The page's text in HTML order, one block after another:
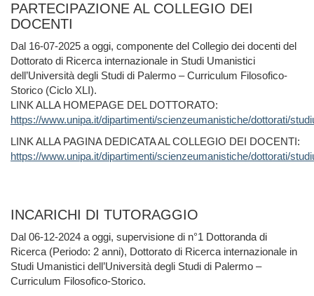
PARTECIPAZIONE AL COLLEGIO DEI
DOCENTI
Dal 16-07-2025 a oggi, componente del Collegio dei docenti del
Dottorato di Ricerca internazionale in Studi Umanistici
dell’Università degli Studi di Palermo – Curriculum Filosofico-
Storico (Ciclo XLI).
LINK ALLA HOMEPAGE DEL DOTTORATO:
https://www.unipa.it/dipartimenti/scienzeumanistiche/dottorati/
LINK ALLA PAGINA DEDICATA AL COLLEGIO DEI DOCENTI:
https://www.unipa.it/dipartimenti/scienzeumanistiche/dottorati/
INCARICHI DI TUTORAGGIO
Dal 06-12-2024 a oggi, supervisione di n°1 Dottoranda di
Ricerca (Periodo: 2 anni), Dottorato di Ricerca internazionale in
Studi Umanistici dell’Università degli Studi di Palermo –
Curriculum Filosofico-Storico.